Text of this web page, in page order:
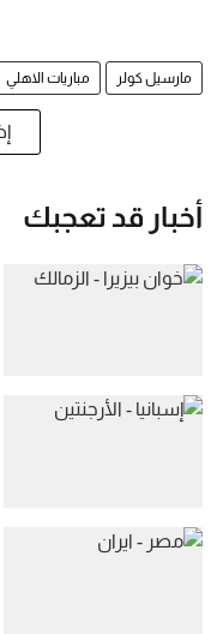
مارسيل كولر مباريات الاهلي
أخبار قد تعجبك